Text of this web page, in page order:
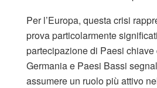
Per l’Europa, questa crisi
prova particolarmente
partecipazione di Paesi chiave
Germania e Paesi Bassi
assumere un ruolo più attivo